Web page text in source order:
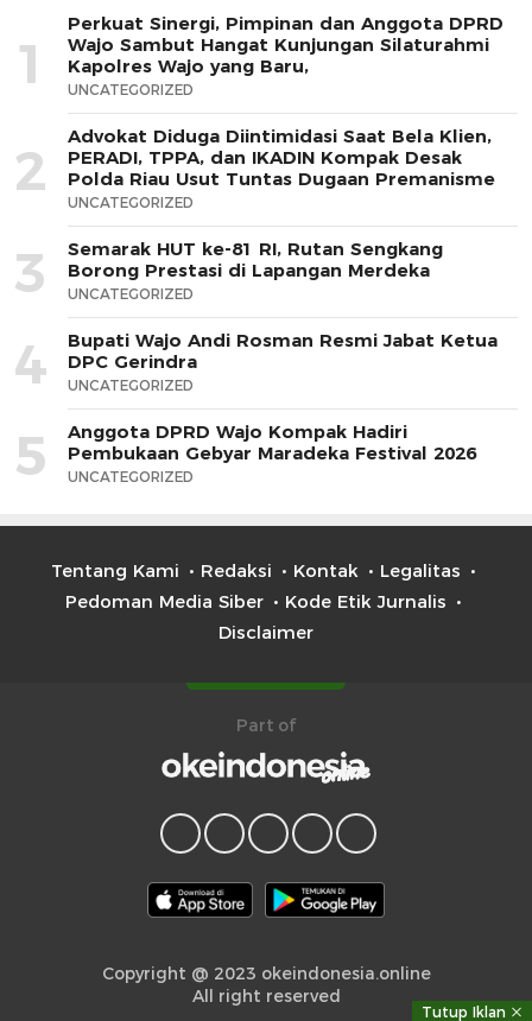
1
Perkuat Sinergi, Pimpinan dan Anggota DPRD
Wajo Sambut Hangat Kunjungan Silaturahmi
Kapolres Wajo yang Baru,
UNCATEGORIZED
2
Advokat Diduga Diintimidasi Saat Bela Klien,
PERADI, TPPA, dan IKADIN Kompak Desak
Polda Riau Usut Tuntas Dugaan Premanisme
UNCATEGORIZED
3
Semarak HUT ke-81 RI, Rutan Sengkang
Borong Prestasi di Lapangan Merdeka
UNCATEGORIZED
4
Bupati Wajo Andi Rosman Resmi Jabat Ketua
DPC Gerindra
UNCATEGORIZED
5
Anggota DPRD Wajo Kompak Hadiri
Pembukaan Gebyar Maradeka Festival 2026
UNCATEGORIZED
Tentang Kami Redaksi Kontak
Legalitas
Pedoman Media Siber
Kode Etik Jurnalis
Disclaimer
Part of
Copyright @ 2023 okeindonesia.online
All right reserved
Tutup Iklan